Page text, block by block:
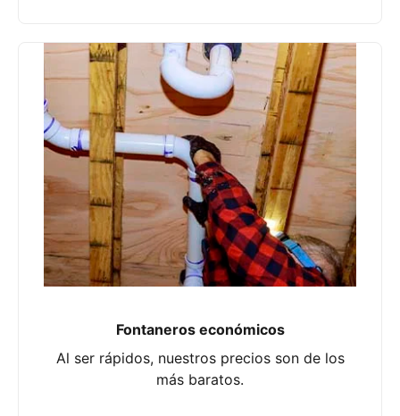
Fontaneros económicos
Al ser rápidos, nuestros precios son de los
más baratos.